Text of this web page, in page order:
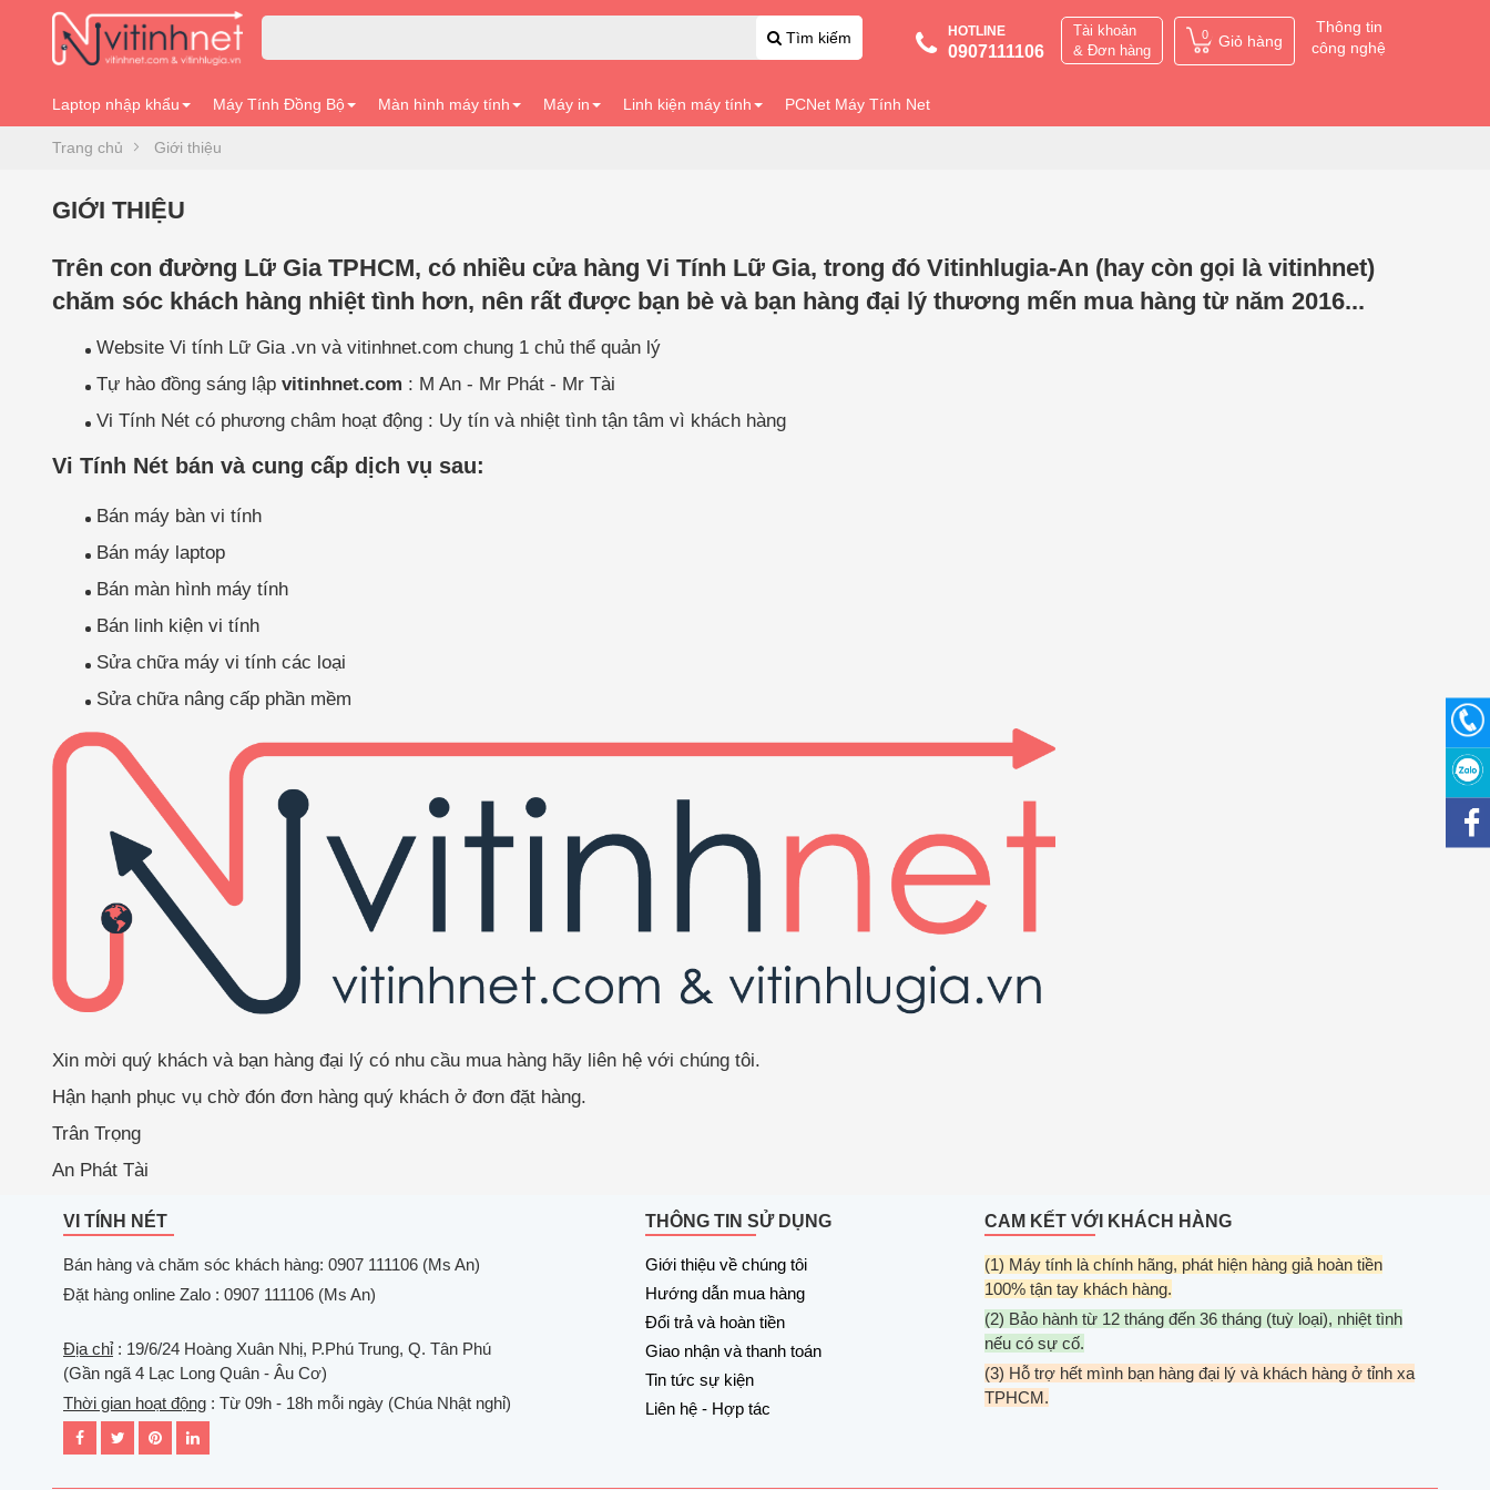
Tìm kiếm HOTLINE
0907111106
Tài khoản
& Đơn hàng
0 Giỏ hàng
Thông tin
công nghệ
Laptop nhập khẩu Máy Tính Đồng Bộ Màn hình máy tính Máy in Linh kiện máy tính PCNet Máy Tính Net
Trang chủ Giới thiệu
GIỚI THIỆU
Trên con đường Lữ Gia TPHCM, có nhiều cửa hàng Vi Tính Lữ Gia, trong đó Vitinhlugia-An (hay còn gọi là vitinhnet)
chăm sóc khách hàng nhiệt tình hơn, nên rất được bạn bè và bạn hàng đại lý thương mến mua hàng từ năm 2016...
Website Vi tính Lữ Gia .vn và vitinhnet.com chung 1 chủ thể quản lý
Tự hào đồng sáng lập vitinhnet.com : M An - Mr Phát - Mr Tài
Vi Tính Nét có phương châm hoạt động : Uy tín và nhiệt tình tận tâm vì khách hàng
Vi Tính Nét bán và cung cấp dịch vụ sau:
Bán máy bàn vi tính
Bán máy laptop
Bán màn hình máy tính
Bán linh kiện vi tính
Sửa chữa máy vi tính các loại
Sửa chữa nâng cấp phần mềm
Xin mời quý khách và bạn hàng đại lý có nhu cầu mua hàng hãy liên hệ với chúng tôi.
Hận hạnh phục vụ chờ đón đơn hàng quý khách ở đơn đặt hàng.
Trân Trọng
An Phát Tài
VI TÍNH NÉT
Bán hàng và chăm sóc khách hàng: 0907 111106 (Ms An)
Đặt hàng online Zalo : 0907 111106 (Ms An)
Địa chỉ: 19/6/24 Hoàng Xuân Nhị, P.Phú Trung, Q. Tân Phú
(Gần ngã 4 Lạc Long Quân - Âu Cơ)
Thời gian hoạt động : Từ 09h - 18h mỗi ngày (Chúa Nhật nghỉ)
THÔNG TIN SỬ DỤNG
Giới thiệu về chúng tôi
Hướng dẫn mua hàng
Đổi trả và hoàn tiền
Giao nhận và thanh toán
Tin tức sự kiện
Liên hệ - Hợp tác
CAM KẾT VỚI KHÁCH HÀNG
(1) Máy tính là chính hãng, phát hiện hàng giả hoàn tiền
100% tận tay khách hàng.
(2) Bảo hành từ 12 tháng đến 36 tháng (tuỳ loại), nhiệt tình
nếu có sự cố.
(3) Hỗ trợ hết mình bạn hàng đại lý và khách hàng ở tỉnh xa
TPHCM.